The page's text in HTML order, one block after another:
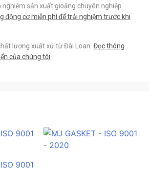
nghiệm sản xuất gioăng chuyên nghiệp.
động cơ miễn phí để trải nghiệm trước khi
lượng xuất xứ từ Đài Loan. Đọc thông
của chúng tôi